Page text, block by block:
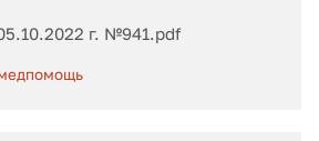
г. №941.pdf